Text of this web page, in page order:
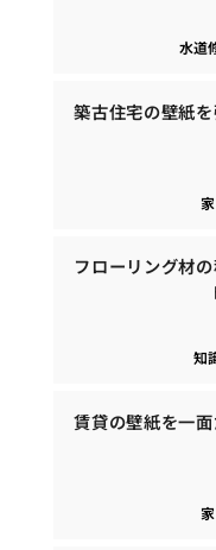
水道
築古住宅の壁紙
家
フローリング材
知
賃貸の壁紙を一
家